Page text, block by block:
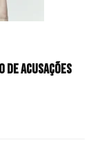
de acusações